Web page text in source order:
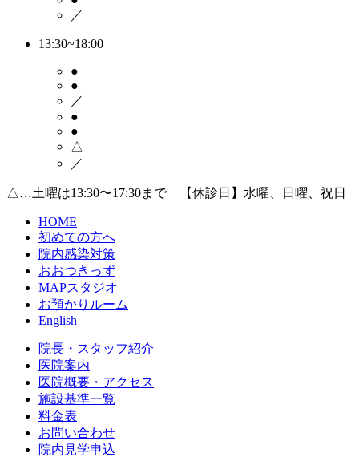
／
13:30~18:00
●
●
／
●
●
△
／
△…土曜は13:30〜17:30まで 【休診日】水曜、日曜、祝日
HOME
初めての方へ
院内感染対策
おおつきっず
MAPスタジオ
お預かりルーム
English
院長・スタッフ紹介
医院案内
医院概要・アクセス
施設基準一覧
料金表
お問い合わせ
院内見学申込